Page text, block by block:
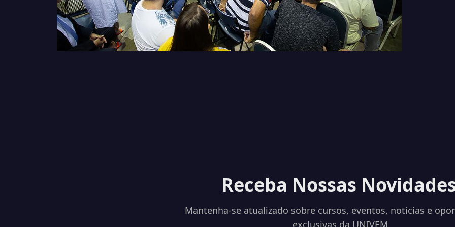
Receba Nossas
Mantenha-se atualizado sobre cursos, eventos, notícias e
exclusivas da UNIVEM.